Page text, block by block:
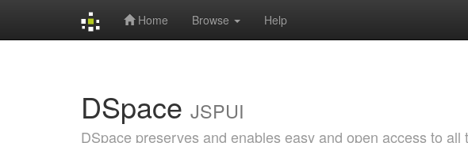
Home Browse Help
DSpace JSPUI
DSpace preserves and enables easy and open access to